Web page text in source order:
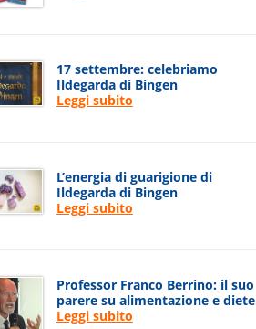
17 settembre: celebriamo
Ildegarda di Bingen
Leggi subito
L’energia di guarigione di
Ildegarda di Bingen
Leggi subito
Professor Franco Berrino: il suo
parere su alimentazione e diete
Leggi subito